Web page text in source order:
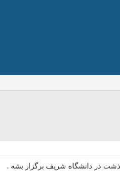
در دانشگاه شریف برگزار بشه .